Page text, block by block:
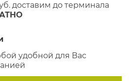
доставим до терминала
удобной для Вас